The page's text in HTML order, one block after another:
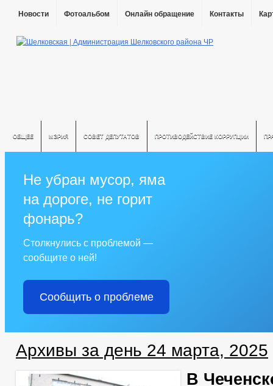
Новости Фотоальбом Онлайн обращение Контакты
ОБЩЕЕ МЭРИЯ СОВЕТ ДЕПУТАТОВ ПРОТИВОДЕЙСТВИЕ КОРРУПЦИИ
Не убран мусор, яма
на дороге, не горит
фонарь?
Столкнулись с проблемой —
сообщите о ней!
Сообщить о проблеме
Архивы за день 24 марта, 2025
В